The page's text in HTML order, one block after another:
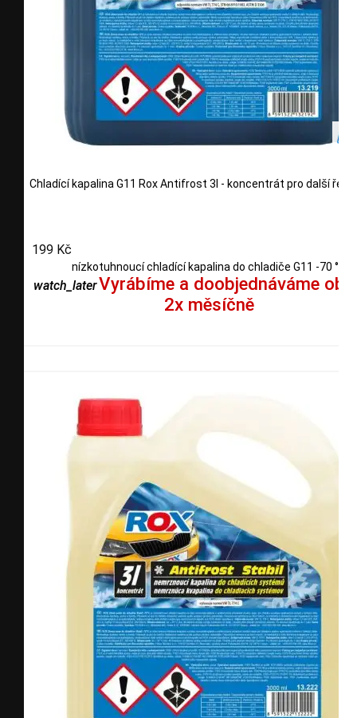
Chladící kapalina G11 Rox Antifrost 3l - koncentrát pro další
199 Kč
nízkotuhnoucí chladící kapalina do chladiče G11 -70 °C
watch_laterVyrábíme a doobjednáváme
2x měsíčně